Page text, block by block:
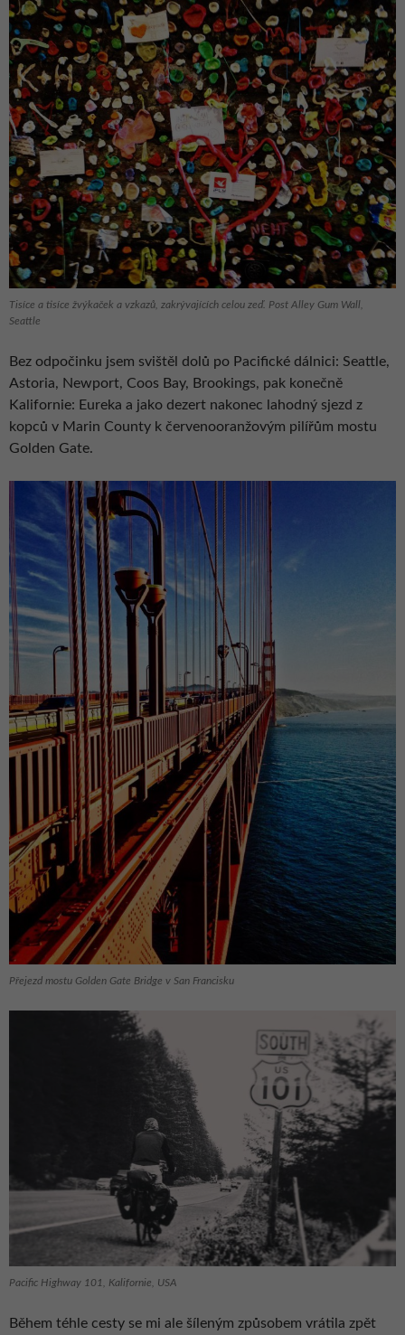
Tisíce a tisíce žvýkaček a vzkazů, zakrývajících celou zeď. Post Alley Gum Wall,
Seattle
Bez odpočinku jsem svištěl dolů po Pacifické dálnici: Seattle,
Astoria, Newport, Coos Bay, Brookings, pak konečně
Kalifornie: Eureka a jako dezert nakonec lahodný sjezd z
kopců v Marin County k červenooranžovým pilířům mostu
Golden Gate.
Přejezd mostu Golden Gate Bridge v San Francisku
Pacific Highway 101, Kalifornie, USA
Během téhle cesty se mi ale šíleným způsobem vrátila zpět